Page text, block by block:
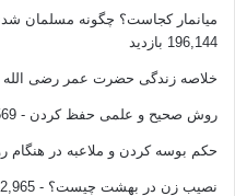
میانمار کجاست؟ چگونه مسلمان
196,144 بازدید
خلاصه زندگی حضرت عمر رضی الله
روش صحیح و علمی حفظ کردن - 180,569 بازدید
حکم بوسه کردن و ملاعبه در هنگام
نصیب زن در بهشت چیست؟ - 152,965 بازدید